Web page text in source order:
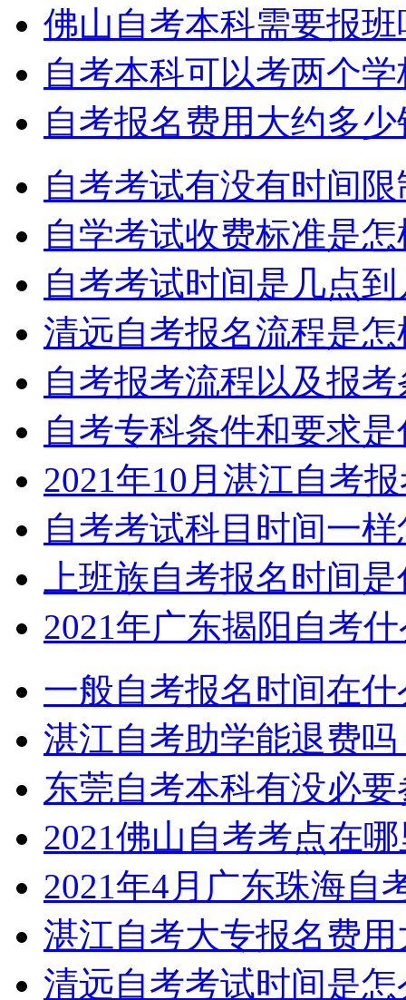
佛山自考本科需要报班
自考本科可以考两个
自考报名费用大约多
自考考试有没有时间
自学考试收费标准是
自考考试时间是几点
清远自考报名流程是
自考报考流程以及报
自考专科条件和要求
2021年10月湛江自考
自考考试科目时间一
上班族自考报名时间
2021年广东揭阳自考
一般自考报名时间在
湛江自考助学能退费
东莞自考本科有没必
2021佛山自考考点在
2021年4月广东珠海自
湛江自考大专报名费
清远自考考试时间是